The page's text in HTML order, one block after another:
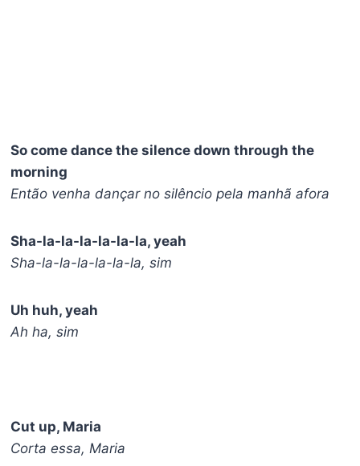
So come dance the silence down through the
morning
Então venha dançar no silêncio pela manhã afora
Sha-la-la-la-la-la-la, yeah
Sha-la-la-la-la-la-la, sim
Uh huh, yeah
Ah ha, sim
Cut up, Maria
Corta essa, Maria